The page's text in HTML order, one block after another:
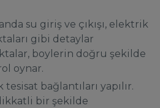
su giriş ve çıkışı, elektrik
gibi detaylar
boylerin doğru şekilde
oynar.
bağlantıları yapılır.
bir şekilde